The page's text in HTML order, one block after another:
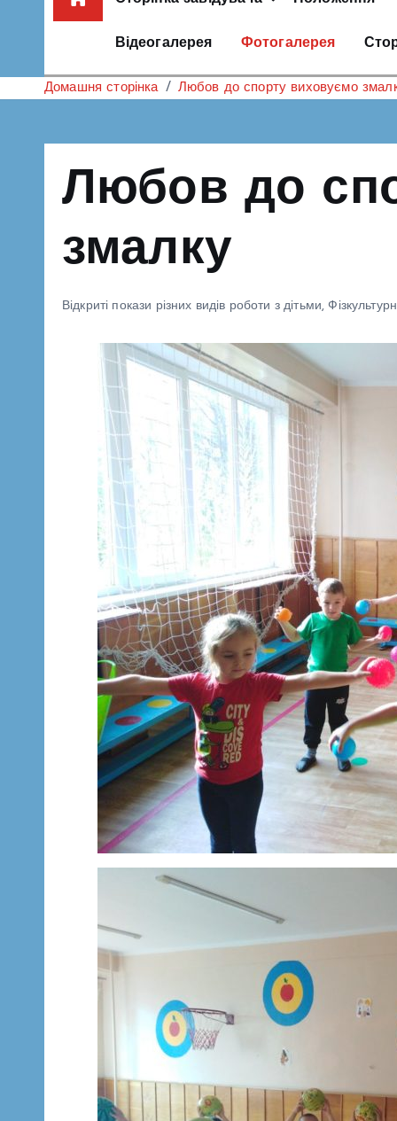
Відеогалерея Фотогалерея
Домашня сторінка Любов до спорту виховуємо
Любов до
змалку
Відкриті покази різних видів роботи з дітьми,